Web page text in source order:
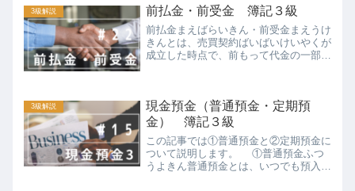
ょう）を作成します。 ⑴決算整理後残
高試算表の作成精算表と残...
3級解説 前払金・前受金 簿記３級
前払金まえばらいきん・前受金まえうけ
きんとは、売買契約ばいばいけいやくが
成立した時点で、前もって代金の一部を
金を支払った場合、後で商...
3級解説
現金預金（普通預金・定期預
金） 簿記３級
この記事では①普通預金と②定期預金に
ついて説明します。 ①普通預金ふつ
うよきん普通預金とは、いつでも預入